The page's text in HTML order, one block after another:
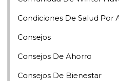
Condiciones De Salud Por
Consejos
Consejos De Ahorro
Consejos De Bienestar